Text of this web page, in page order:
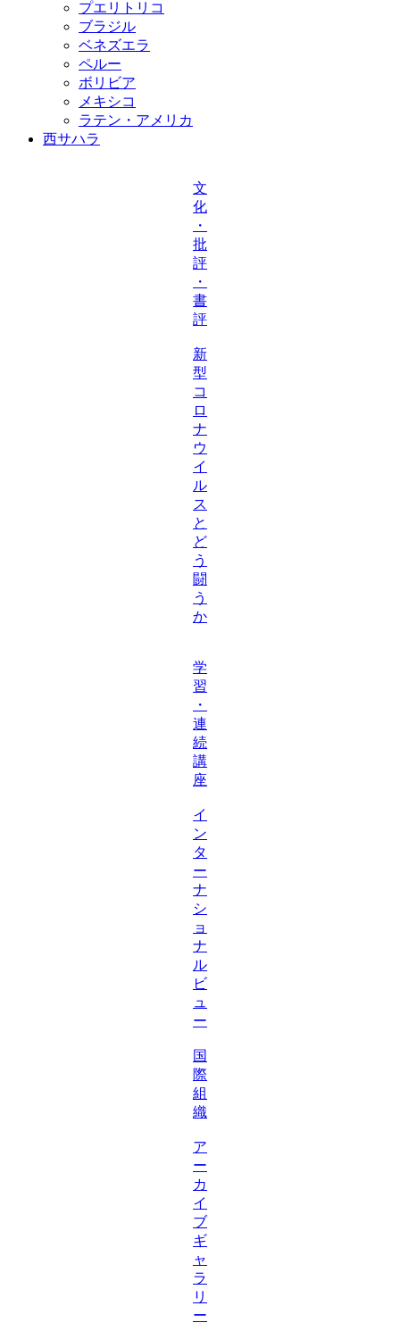
プエリトリコ
ブラジル
ベネズエラ
ペルー
ボリビア
メキシコ
ラテン・アメリカ
西サハラ
文
化
・
批
評
・
書
評
新
型
コ
ロ
ナ
ウ
イ
ル
ス
と
ど
う
闘
う
か
学
習
・
連
続
講
座
イ
ン
タ
ー
ナ
シ
ョ
ナ
ル
ビ
ュ
ー
国
際
組
織
ア
ー
カ
イ
ブ
ギ
ャ
ラ
リ
ー